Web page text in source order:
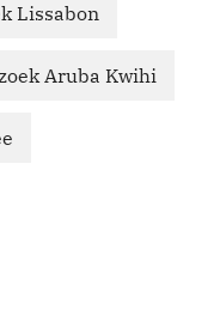
Lissabon
Aruba Kwihi